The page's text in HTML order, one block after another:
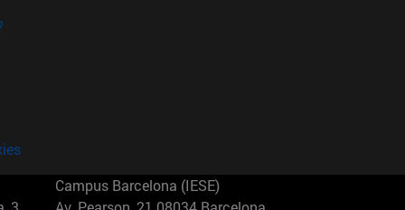
Campus Barcelona (IESE)